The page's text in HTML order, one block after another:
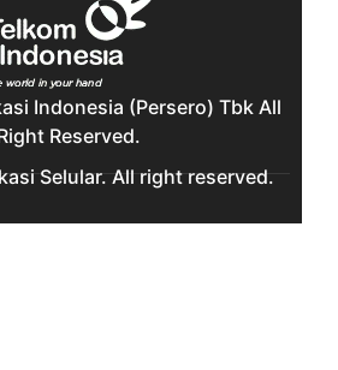
Indonesia (Persero) Tbk All
Reserved.
Selular. All right reserved.